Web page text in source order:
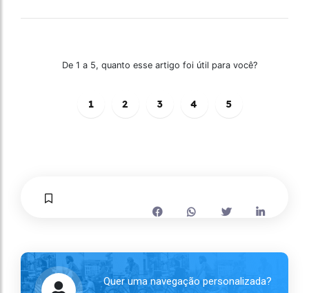
De 1 a 5, quanto esse artigo foi útil para você?
1 2 3 4 5
Quer uma navegação personalizada?